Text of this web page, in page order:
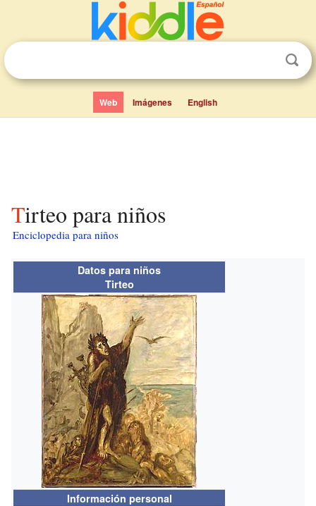
Web Imágenes English
Tirteo para niños
Enciclopedia para niños
Datos para niños
Tirteo
Información personal